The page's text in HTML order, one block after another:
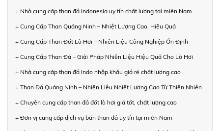
+ Nhà cung cấp than đá Indonesia uy tín chất lượng tại miền Nam
+ Cung Cấp Than Quảng Ninh – Nhiệt Lượng Cao, Hiệu Quả
+ Cung Cấp Than Đốt Lò Hơi – Nhiên Liệu Công Nghiệp Ổn Định
+ Cung Cấp Than Đá – Giải Pháp Nhiên Liệu Hiệu Quả Cho Lò Hơi
+ Nhà cung cấp than đá Indo nhập khẩu giá rẻ chất lượng cao
+ Than Đá Quảng Ninh – Nhiên Liệu Nhiệt Lượng Cao Từ Thiên Nhiên
+ Chuyên cung cấp than đá đốt lò hơi giá tốt, chất lượng cao
+ Đơn vị cung cấp dịch vụ bán than đá uy tín tại miền Nam